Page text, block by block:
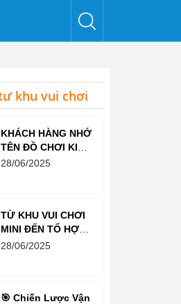
khu vui chơi
KHÁCH HÀNG NHỚ
TÊN ĐỒ CHƠI KINH
BẮC TRƯỚC CẢ
28/06/2025
TỪ KHU VUI CHƠI
MINI ĐẾN TỔ HỢP
GIẢI TRÍ NGHÌN M²
28/06/2025
🎯 Chiến Lược Vận